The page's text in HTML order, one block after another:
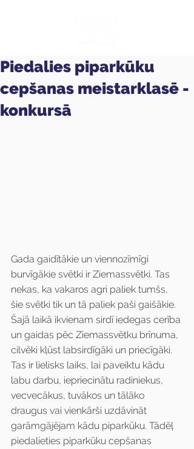
Piedalies piparkūku
cepšanas meistarklasē -
konkursā
Gada gaidītākie un viennozīmīgi
burvīgākie svētki ir Ziemassvētki. Tas
nekas, ka vakaros agri paliek tumšs,
šie svētki tik un tā paliek paši gaišākie.
Šajā laikā ikvienam sirdī iedegas cerība
un gaidas pēc Ziemassvētku brīnuma,
cilvēki kļūst labsirdīgāki un priecīgāki.
Tas ir lielisks laiks, lai paveiktu kādu
labu darbu, iepriecinātu radiniekus,
vecvecākus, tuvākos un tālāko
draugus vai vienkārši uzdāvināt
garāmgājējam kādu piparkūku. Tādēļ
piedalieties piparkūku cepšanas